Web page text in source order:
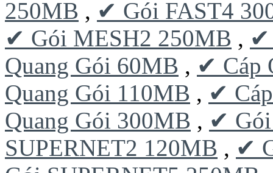
250MB , ✔ Gói FAST4
✔ Gói MESH2 250MB , ✔
Quang Gói 60MB , ✔ Cáp
Quang Gói 110MB , ✔
Quang Gói 300MB , ✔ Gói
SUPERNET2 120MB , ✔